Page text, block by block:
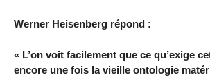
Werner Heisenberg répond :
« L’on voit facilement que ce qu’exige
encore une fois la vieille ontologie